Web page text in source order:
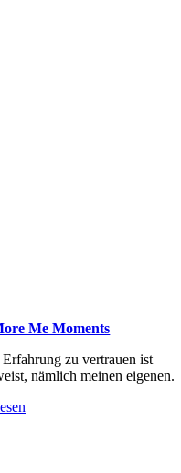
Me Moments
zu vertrauen ist
nämlich meinen eigenen.